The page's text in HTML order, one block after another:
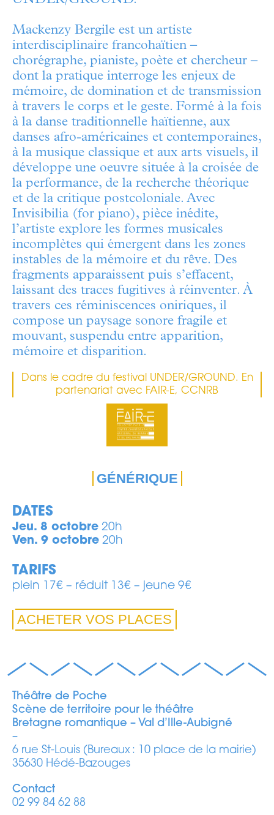
Mackenzy Bergile est un artiste
interdisciplinaire francohaïtien –
chorégraphe, pianiste, poète et chercheur –
dont la pratique interroge les enjeux de
mémoire, de domination et de transmission
à travers le corps et le geste. Formé à la fois
à la danse traditionnelle haïtienne, aux
danses afro-américaines et contemporaines,
à la musique classique et aux arts visuels, il
développe une oeuvre située à la croisée de
la performance, de la recherche théorique
et de la critique postcoloniale. Avec
Invisibilia (for piano), pièce inédite,
l’artiste explore les formes musicales
incomplètes qui émergent dans les zones
instables de la mémoire et du rêve. Des
fragments apparaissent puis s’effacent,
laissant des traces fugitives à réinventer. À
travers ces réminiscences oniriques, il
compose un paysage sonore fragile et
mouvant, suspendu entre apparition,
mémoire et disparition.
Dans le cadre du festival UNDER/GROUND. En
partenariat avec FAIR-E, CCNRB
GÉNÉRIQUE
DATES
Jeu. 8 octobre 20h
Ven. 9 octobre 20h
TARIFS
plein 17€ – réduit 13€ – jeune 9€
ACHETER VOS PLACES
Théâtre de Poche
Scène de territoire pour le théâtre
Bretagne romantique – Val d’Ille-Aubigné
–
6 rue St-Louis (Bureaux : 10 place de la mairie)
35630 Hédé-Bazouges
Contact
02 99 84 62 88